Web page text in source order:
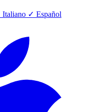
Italiano ✓ Español